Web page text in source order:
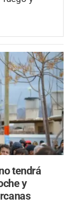
tendrá
y